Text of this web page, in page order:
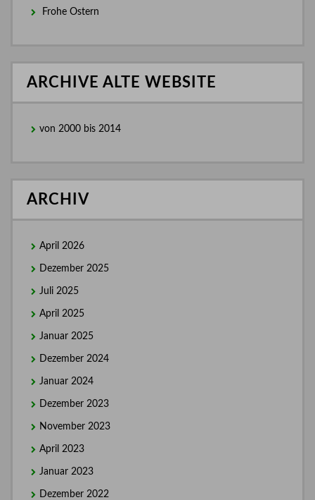
Frohe Ostern
ARCHIVE ALTE WEBSITE
von 2000 bis 2014
ARCHIV
April 2026
Dezember 2025
Juli 2025
April 2025
Januar 2025
Dezember 2024
Januar 2024
Dezember 2023
November 2023
April 2023
Januar 2023
Dezember 2022